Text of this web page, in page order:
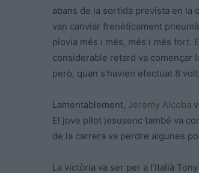
abans de la sortida prevista en la
van canviar frenèticament
plovia més i més, més i més fort.
considerable retard va començar
però, quan s’havien efectuat 8
Lamentablement, Jeremy Alcoba
El jove pilot jesusenc també va
de la carrera va perdre algunes
La victòria va ser per a l’italià